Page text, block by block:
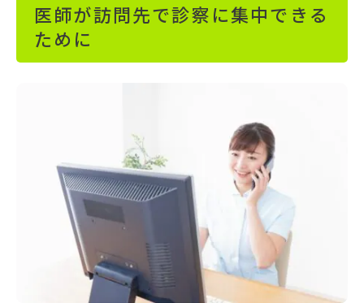
医師が訪問先で診察に集中できる
ために